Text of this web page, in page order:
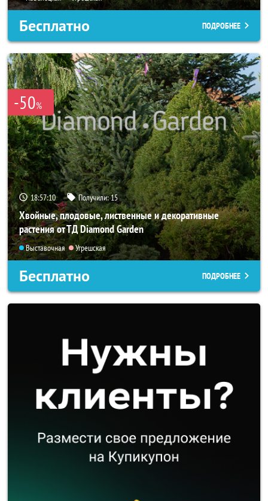
Бесплатно ПОДРОБНЕЕ
-50%
18:57:08 Получили:15
Хвойные, плодовые, лиственные и декоративные
растения от ТД Diamond Garden
Выставочная Угрешская
Бесплатно ПОДРОБНЕЕ